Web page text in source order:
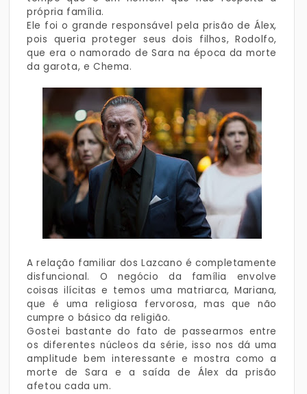
própria família.
Ele foi o grande responsável pela prisão de Álex,
pois queria proteger seus dois filhos, Rodolfo,
que era o namorado de Sara na época da morte
da garota, e Chema.
A relação familiar dos Lazcano é completamente
disfuncional. O negócio da família envolve
coisas ilícitas e temos uma matriarca, Mariana,
que é uma religiosa fervorosa, mas que não
cumpre o básico da religião.
Gostei bastante do fato de passearmos entre
os diferentes núcleos da série, isso nos dá uma
amplitude bem interessante e mostra como a
morte de Sara e a saída de Álex da prisão
afetou cada um.